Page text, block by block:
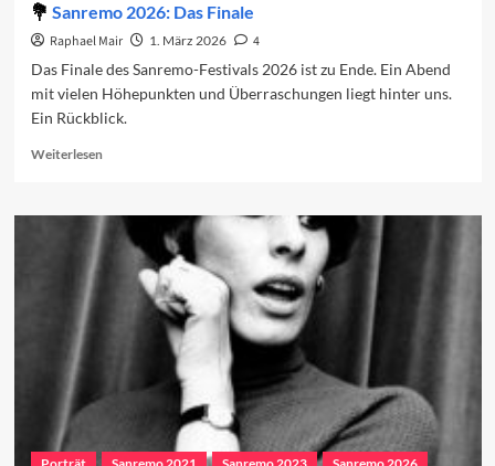
Sanremo 2026: Das Finale
Raphael Mair 1. März 2026
4
Das Finale des Sanremo-Festivals 2026 ist zu Ende. Ein Abend
mit vielen Höhepunkten und Überraschungen liegt hinter uns.
Ein Rückblick.
WeiterlesenRead
Sanremo
2026: